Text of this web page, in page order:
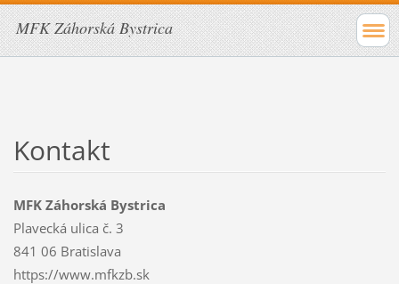
MFK Záhorská Bystrica
Kontakt
MFK Záhorská Bystrica
Plavecká ulica č. 3
841 06 Bratislava
https://www.mfkzb.sk